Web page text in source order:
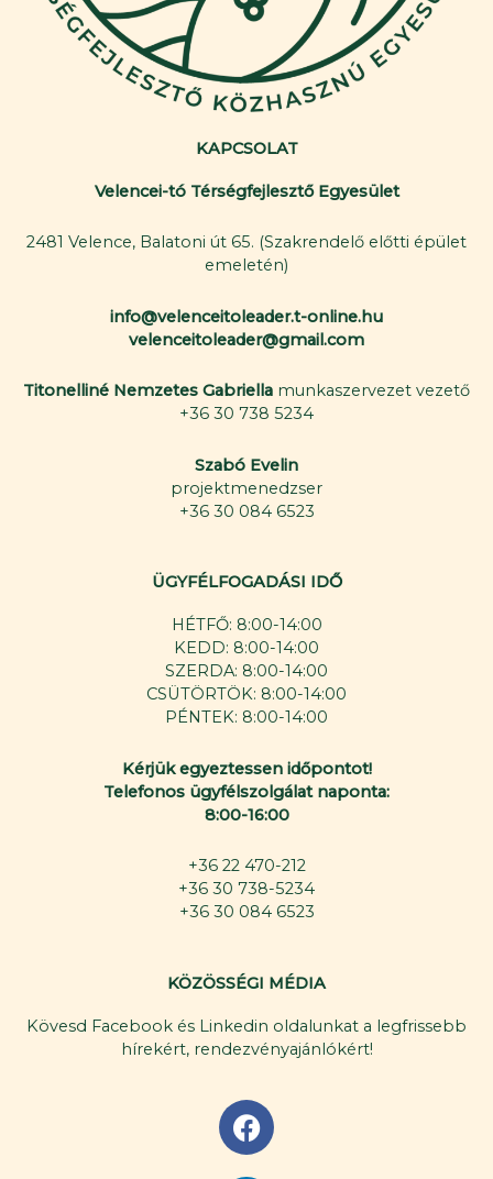
KAPCSOLAT
Velencei-tó Térségfejlesztő Egyesület
2481 Velence, Balatoni út 65. (Szakrendelő előtti épület
emeletén)
info@velenceitoleader.t-online.hu
velenceitoleader@gmail.com
Titonelliné Nemzetes Gabriella munkaszervezet vezető
+36 30 738 5234
Szabó Evelin
projektmenedzser
+36 30 084 6523
ÜGYFÉLFOGADÁSI IDŐ
HÉTFŐ: 8:00-14:00
KEDD: 8:00-14:00
SZERDA: 8:00-14:00
CSÜTÖRTÖK: 8:00-14:00
PÉNTEK: 8:00-14:00
Kérjük egyeztessen időpontot!
Telefonos ügyfélszolgálat naponta:
8:00-16:00
+36 22 470-212
+36 30 738-5234
+36 30 084 6523
KÖZÖSSÉGI MÉDIA
Kövesd Facebook és Linkedin oldalunkat a legfrissebb
hírekért, rendezvényajánlókért!
F
a